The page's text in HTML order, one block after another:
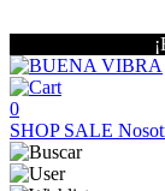
0
SHOP SALE